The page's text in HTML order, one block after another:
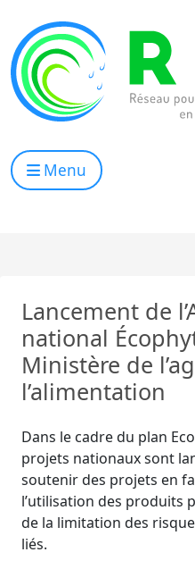
Menu
Lancement de
national
Ministère de
l’alimentation
Dans le cadre du plan
projets nationaux sont
soutenir des projets en
l’utilisation des produits
de la limitation des
liés.